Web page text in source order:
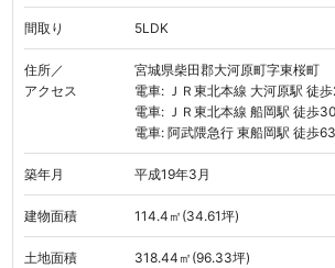
間取り 5LDK
住所／
アクセス
宮城県柴田郡大河原町字東桜町
電車: ＪＲ東北本線 大河原駅 徒
電車: ＪＲ東北本線 船岡駅 徒歩
電車: 阿武隈急行 東船岡駅 徒歩
築年月 平成19年3月
建物面積 114.4㎡(34.61坪)
土地面積 318.44㎡(96.33坪)